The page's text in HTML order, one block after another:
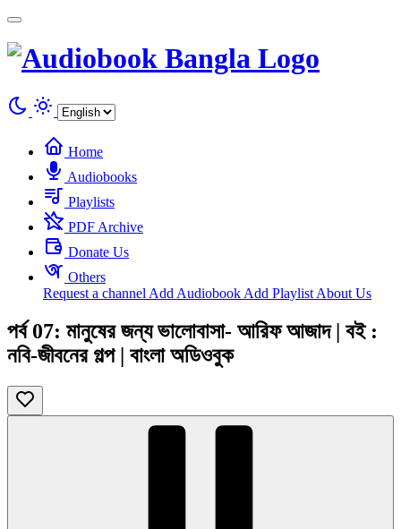
Home
Audiobooks
Playlists
PDF Archive
Donate Us
Others
Request a channel Add Audiobook Add Playlist About Us
পর্ব 07: মানুষের জন্য ভালোবাসা- আরিফ আজাদ | বই :
নবি-জীবনের গল্প | বাংলা অডিওবুক